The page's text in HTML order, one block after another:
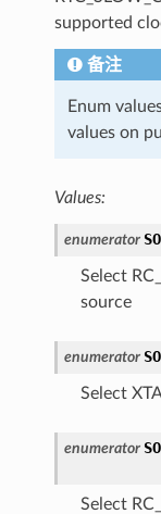
supported
备注
Enum
values on
Values:
enumerator
Select
source
enumerator
Select
enumerator
Select